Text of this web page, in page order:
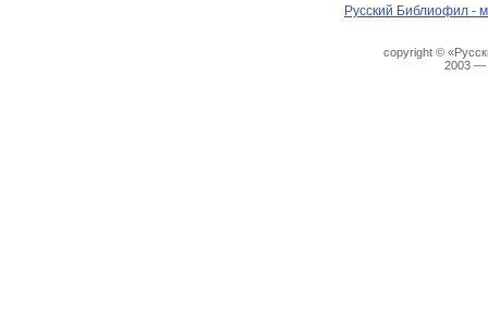
Русский Библиофил -
copyright ©
2003 —